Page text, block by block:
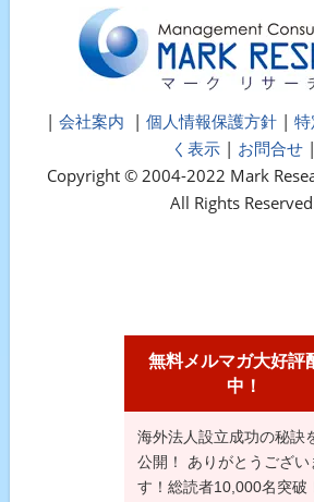
|会社案内 | 個人情報保護方針 |
く表示 | お問合せ |
Copyright © 2004-2022 Mark
All Rights
無料メルマガ大好評
中！
海外法人設立成功の秘訣
公開！ ありがとうござい
す！総読者10,000名突破